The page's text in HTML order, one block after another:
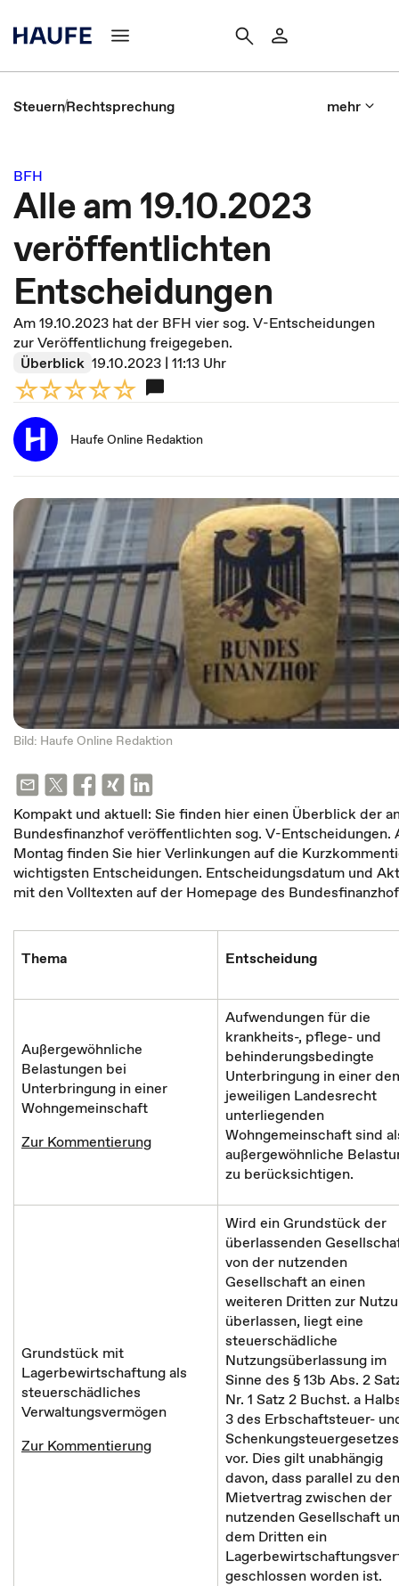
SteuernRechtsprechung mehr
BFH
Alle am 19.10.2023
veröffentlichten
Entscheidungen
Am 19.10.2023 hat der BFH vier sog. V-Entscheidungen
zur Veröffentlichung freigegeben.
Überblick 19.10.2023 | 11:13 Uhr
Haufe Online Redaktion
Bild: Haufe Online Redaktion
Kompakt und aktuell: Sie finden hier einen Überblick der
Bundesfinanzhof veröffentlichten sog. V-Entscheidungen.
Montag finden Sie hier Verlinkungen auf die
wichtigsten Entscheidungen. Entscheidungsdatum und
mit den Volltexten auf der Homepage des
Thema Entscheidung
Außergewöhnliche
Belastungen bei
Unterbringung in einer
Wohngemeinschaft
Zur Kommentierung
Aufwendungen für die
krankheits-, pflege- und
behinderungsbedingte
Unterbringung in einer
jeweiligen Landesrecht
unterliegenden
Wohngemeinschaft sind
außergewöhnliche
zu berücksichtigen.
Grundstück mit
Lagerbewirtschaftung als
steuerschädliches
Verwaltungsvermögen
Zur Kommentierung
Wird ein Grundstück der
überlassenden
von der nutzenden
Gesellschaft an einen
weiteren Dritten zur
überlassen, liegt eine
steuerschädliche
Nutzungsüberlassung im
Sinne des § 13b Abs. 2
Nr. 1 Satz 2 Buchst. a
3 des Erbschaftsteuer-
Schenkungsteuergesetzes
vor. Dies gilt unabhängig
davon, dass parallel zu
Mietvertrag zwischen der
nutzenden Gesellschaft
dem Dritten ein
geschlossen worden ist.